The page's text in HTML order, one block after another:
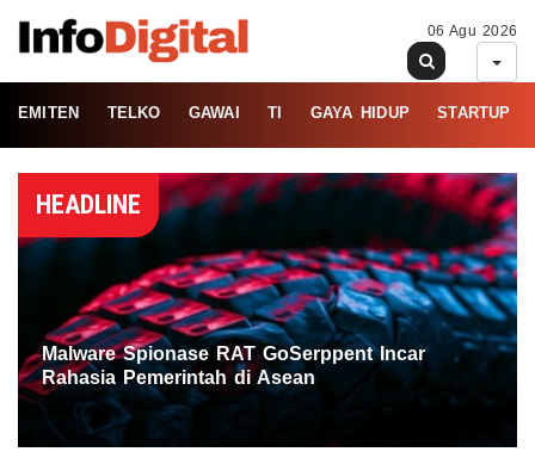
06 Agu 2026
EMITEN TELKO GAWAI TI GAYA HIDUP STARTUP
HEADLINE
Malware Spionase RAT GoSerppent Incar
Rahasia Pemerintah di Asean